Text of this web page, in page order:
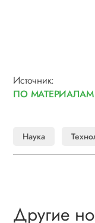
Источник:
ПО МАТЕРИАЛАМ
Наука
Другие